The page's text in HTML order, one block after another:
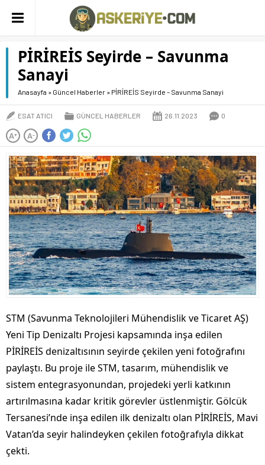
PİRİREİS Seyirde – Savunma
Sanayi
Anasayfa » Güncel Haberler » PİRİREİS Seyirde – Savunma Sanayi
ESAT ATICI GÜNCEL HABERLER 26.11.2023 0
A+ A-
STM (Savunma Teknolojileri Mühendislik ve Ticaret AŞ)
Yeni Tip Denizaltı Projesi kapsamında inşa edilen
PİRİREİS denizaltısının seyirde çekilen yeni fotoğrafını
paylaştı. Bu proje ile STM, tasarım, mühendislik ve
sistem entegrasyonundan, projedeki yerli katkının
artırılmasına kadar kritik görevler üstlenmiştir. Gölcük
Tersanesi’nde inşa edilen ilk denizaltı olan PİRİREİS, Mavi
Vatan’da seyir halindeyken çekilen fotoğrafıyla dikkat
çekti.